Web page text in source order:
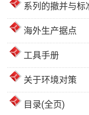
系列的撤并与标
海外生产据点
工具手册
关于环境对策
目录(全页)